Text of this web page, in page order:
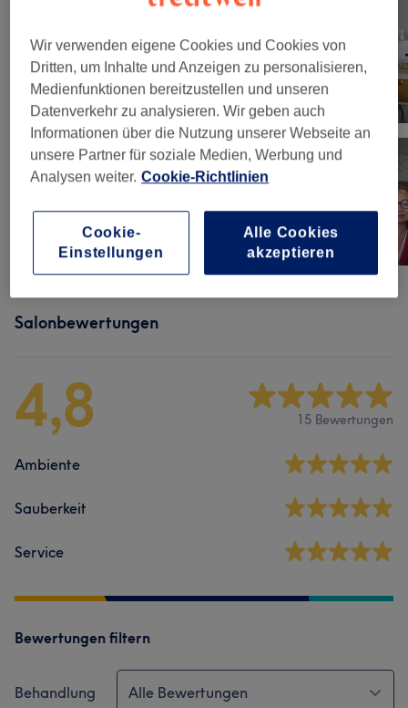
Salonbewertungen
4,8 15 Bewertungen
Ambiente
Sauberkeit
Service
Bewertungen filtern
Behandlung Alle Bewertungen
Wir verwenden eigene Cookies und Cookies von
Dritten, um Inhalte und Anzeigen zu personalisieren,
Medienfunktionen bereitzustellen und unseren
Datenverkehr zu analysieren. Wir geben auch
Informationen über die Nutzung unserer Webseite an
unsere Partner für soziale Medien, Werbung und
Analysen weiter. Cookie-Richtlinien
Cookie-
Einstellungen
Alle Cookies
akzeptieren